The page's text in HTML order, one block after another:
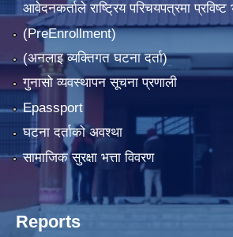
आवेदनकर्ताले राष्‍ट्रिय परिचयपत्रमा
(PreEnrollment)
(अनलाइ व्यक्तिगत घटना दर्ता)
गुनासो व्यवस्थापन सूचना प्रणाली
Epassport
घटना दर्ताको अवश्था
सामाजिक सुरक्षा भत्ता विवरण
Reports